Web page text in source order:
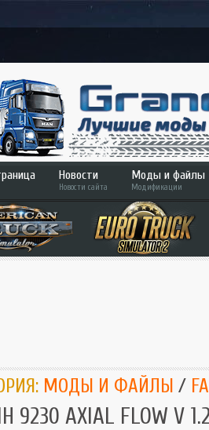
Новости
Новости сайта
Моды и файлы
Модификации
ETS 2
ATS
МОДЫ И ФАЙЛЫ /
9230 AXIAL FLOW V